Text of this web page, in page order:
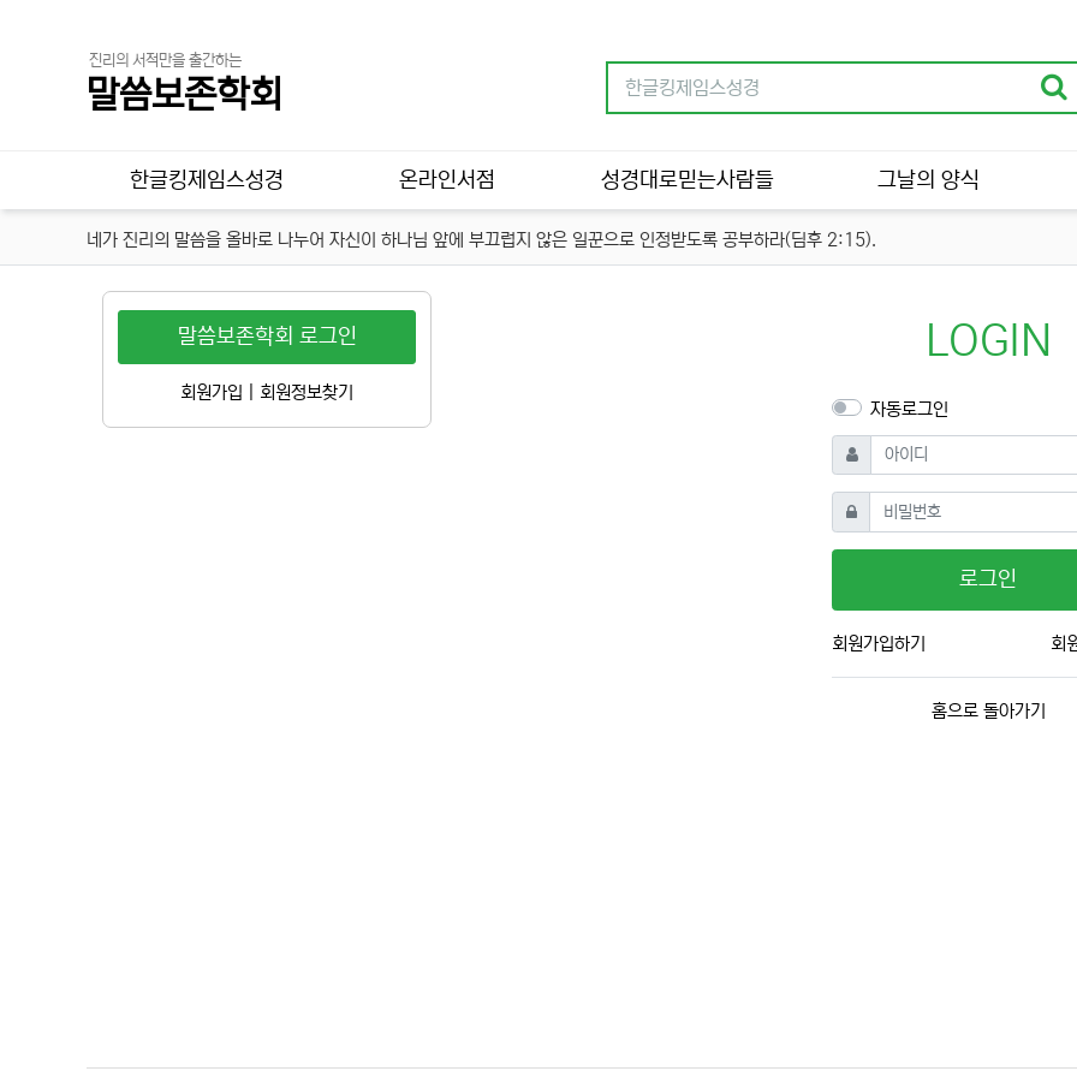
진리의 서적만을 출간하는
말씀보존학회
한글킹제임스성경 온라인서점 성경대로믿는사람들 그날의 양식
네가 진리의 말씀을 올바로 나누어 자신이 하나님 앞에 부끄럽지 않은 일꾼으로 인정받도록 공부하라(딤후 2:15).
LOGIN
자동로그인
아이디
필수
비밀번호필수
로그인
회원가입하기 회
홈으로 돌아가기
말씀보존학회 로그인
회원가입 회원정보찾기